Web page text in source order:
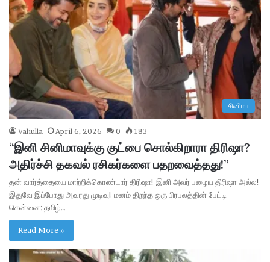
சினிமா
Valiulla April 6, 2026 0 183
“இனி சினிமாவுக்கு குட்பை சொல்கிறாரா திரிஷா?
அதிர்ச்சி தகவல் ரசிகர்களை பதறவைத்தது!”
தன் வார்த்தையை மாற்றிக்கொண்டார் திரிஷா! இனி அவர் பழைய திரிஷா அல்ல!
இதுவே இப்போது அவரது முடிவு! மனம் திறந்த ஒரு பிரபலத்தின் பேட்டி
சென்னை: தமிழ்…
Read More »